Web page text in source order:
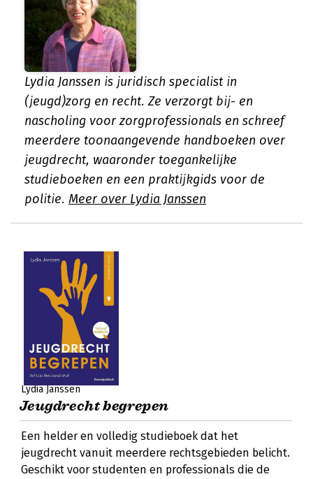
Lydia Janssen is juridisch specialist in
(jeugd)zorg en recht. Ze verzorgt bij- en
nascholing voor zorgprofessionals en schreef
meerdere toonaangevende handboeken over
jeugdrecht, waaronder toegankelijke
studieboeken en een praktijkgids voor de
politie. Meer over Lydia Janssen
Lydia Janssen
Jeugdrecht begrepen
Een helder en volledig studieboek dat het
jeugdrecht vanuit meerdere rechtsgebieden belicht.
Geschikt voor studenten en professionals die de